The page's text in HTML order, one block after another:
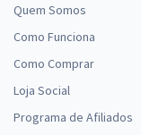
Quem Somos
Como Funciona
Como Comprar
Loja Social
Programa de Afiliados